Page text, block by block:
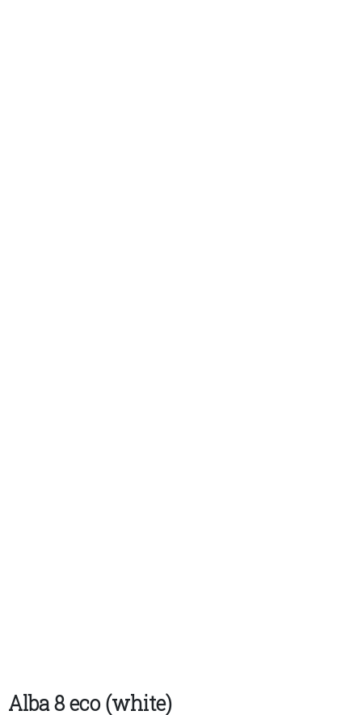
Alba 8 eco (white)